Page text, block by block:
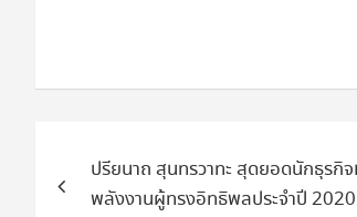
เรื่องปรียนาถ สุนทรวาทะ สุดยอดนักธุรกิ
พลังงานผู้ทรงอิทธิพลประจำปี 2020